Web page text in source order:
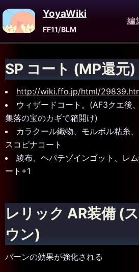
YoyaWiki
FF11/BLM
編
SP コート (MP還元)
http://wiki.ffo.jp/html/
ウィザードコート。(AF3クエ後
集落の宝のカギで箱開け)
カラクール織物、モルボル粘糸
スコピナコート
綾布、ヘパテゾインゴット、レ
ート+1
レリック AR装備 (
ウン)
バーンの効果が強化される